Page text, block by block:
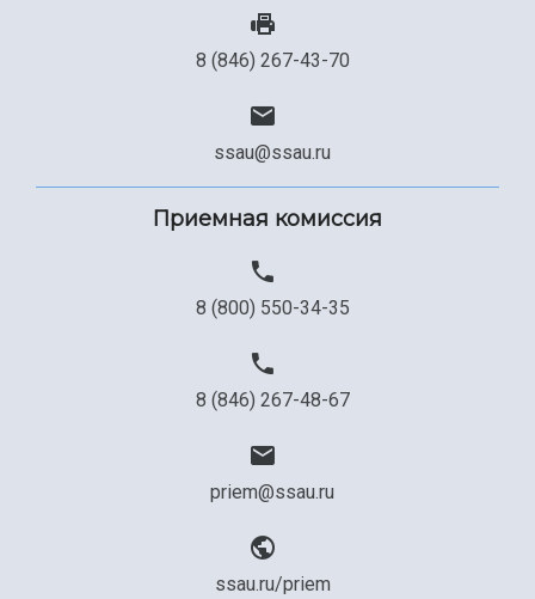
8 (846) 267-43-70
ssau@ssau.ru
Приемная комиссия
8 (800) 550-34-35
8 (846) 267-48-67
priem@ssau.ru
ssau.ru/priem